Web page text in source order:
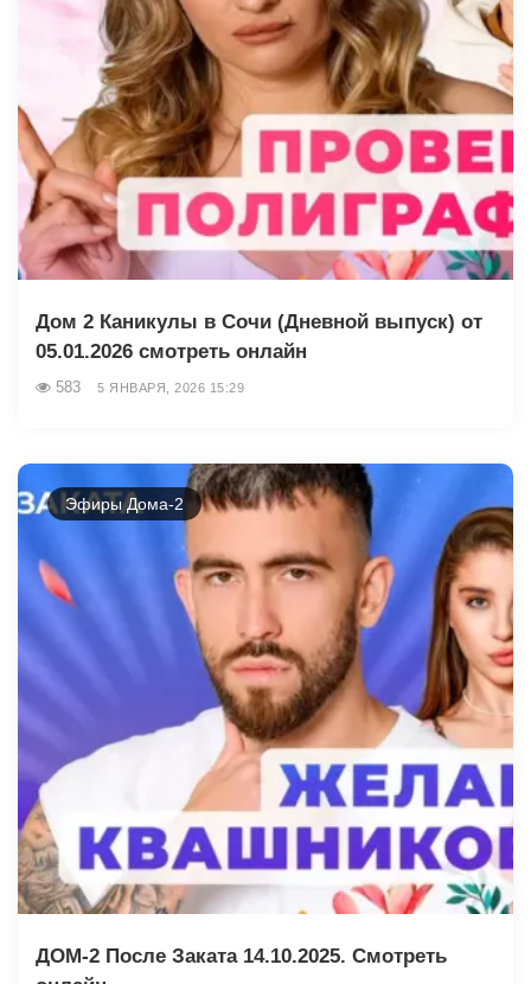
Дом 2 Каникулы в Сочи (Дневной выпуск) от
05.01.2026 смотреть онлайн
583 5 ЯНВАРЯ, 2026 15:29
Эфиры Дома-2
ДОМ-2 После Заката 14.10.2025. Смотреть